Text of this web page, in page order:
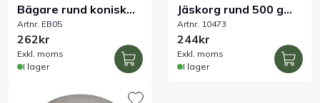
Handla efter bransch
Bägare rund konisk
på fot 90 ml 100-pack
Artnr. EB05
262kr
Exkl. moms
I lager
Jäskorg rund 500 g
Ø200 mm
Artnr. 10473
244kr
Exkl. moms
I lager